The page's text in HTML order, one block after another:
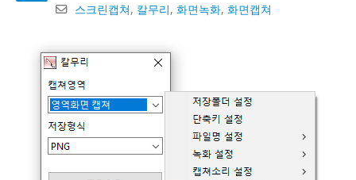
스크린캡쳐, 칼무리,화면녹화,화면캡쳐